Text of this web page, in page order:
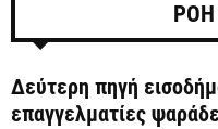
ΡΟΗ
Δεύτερη πηγή
επαγγελματίες